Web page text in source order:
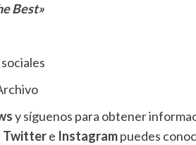
Best»
y síguenos para obtener
Twittere Instagrampuedes